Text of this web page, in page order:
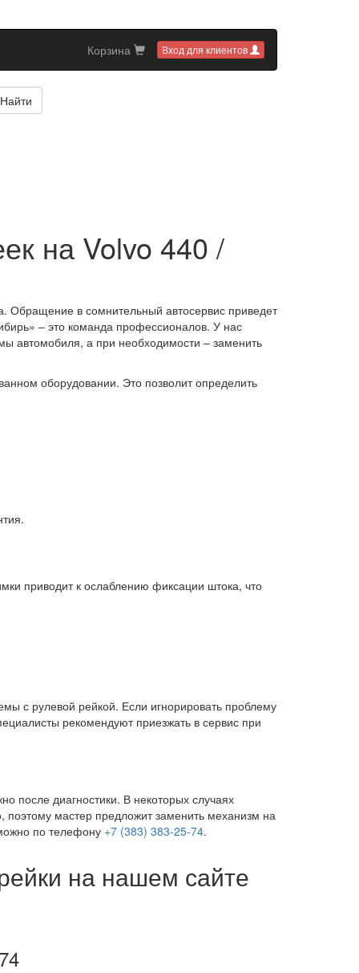
Вход для клиентов
Корзина
Найти
на Volvo 440 /
Обращение в сомнительный автосервис приведет
– это команда профессионалов. У нас
автомобиля, а при необходимости – заменить
оборудовании. Это позволит определить
приводит к ослаблению фиксации штока, что
с рулевой рейкой. Если игнорировать проблему
рекомендуют приезжать в сервис при
после диагностики. В некоторых случаях
мастер предложит заменить механизм на
по телефону +7 (383) 383-25-74.
на нашем сайте